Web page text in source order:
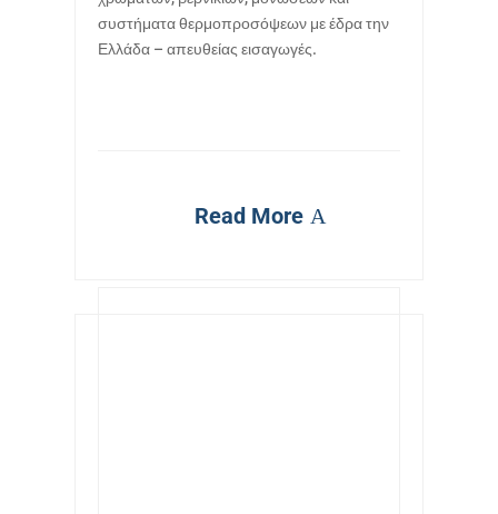
συστήματα θερμοπροσόψεων με έδρα την
Ελλάδα – απευθείας εισαγωγές.
Read More